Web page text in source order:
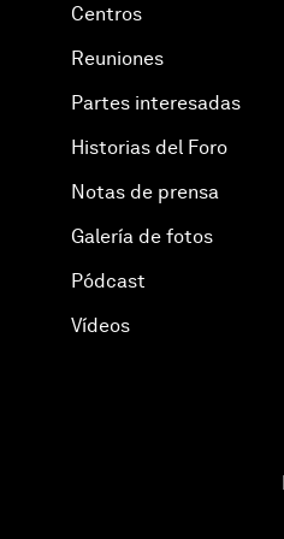
Centros
Reuniones
Partes interesadas
Historias del Foro
Notas de prensa
Galería de fotos
Pódcast
Vídeos